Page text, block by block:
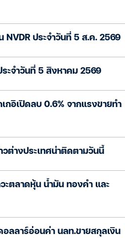
NVDR ประจำวันที่ 5 ส.ค. 2569
ะจำวันที่ 5 สิงหาคม 2569
กอิเปิดลบ 0.6% จากแรงขายทำ
วต่างประเทศน่าติดตามวันนี้
ะตลาดหุ้น น้ำมัน ทองคำ และ
อลลาร์อ่อนค่า นลท.ขายสกุลเงิน